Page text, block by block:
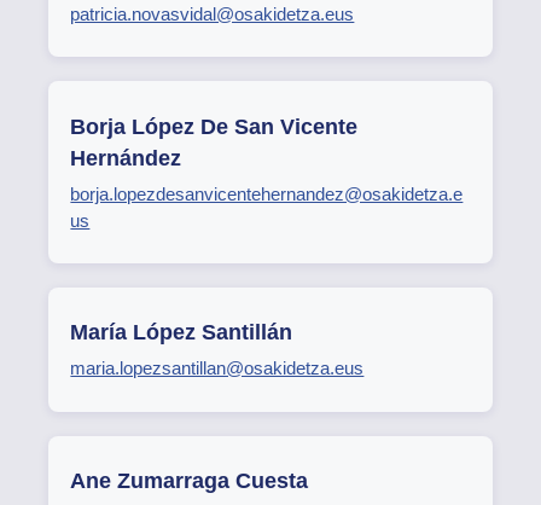
patricia.novasvidal@osakidetza.eus
Borja López De San Vicente
Hernández
borja.lopezdesanvicentehernandez@osakidetza.e
us
María López Santillán
maria.lopezsantillan@osakidetza.eus
Ane Zumarraga Cuesta